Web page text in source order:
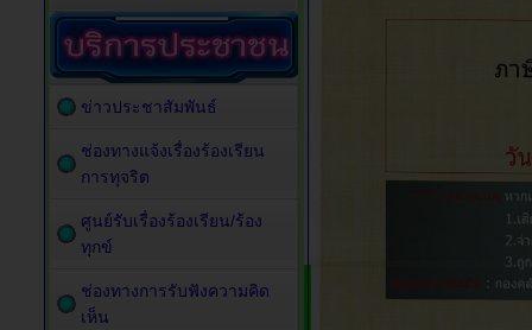
ข่าวประชาสัมพันธ์
ช่องทางแจ้งเรื่องร้องเรียน
การทุจริต
ศูนย์รับเรื่องร้องเรียน/ร้อง
ทุกข์
ช่องทางการรับฟังความคิด
เห็น